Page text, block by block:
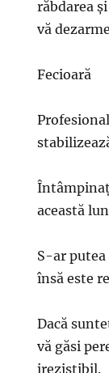
răbdarea
vă
Fecioară
această
S-ar putea
însă este
Dacă
vă găsi
irezistibil.